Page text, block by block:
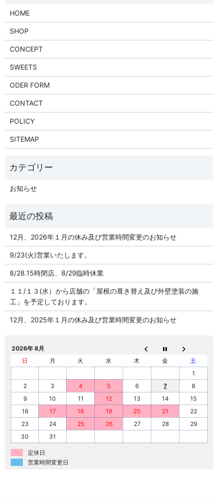
HOME
SHOP
CONCEPT
SWEETS
ODER FORM
CONTACT
POLICY
SITEMAP
お知らせ
12月、2026年１月の休み及び営業時間変更のお知らせ
9/23(火)営業いたします。
8/28.15時閉店、8/29臨時休業
１１/１３(水）から店舗の「屋根の葺き替え及び外壁塗装の施
工」を予定しております。
12月、2025年１月の休み及び営業時間変更のお知らせ
2026年 8月
日
月 火 水 木 金
土
1
2
3 4 5 6 7
8
9
10 11 12 13 14
15
16
17 18 19 20 21
22
23
24 25 26 27 28
29
30
31
定休日
営業時間変更日